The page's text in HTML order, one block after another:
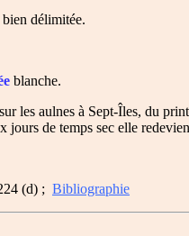
délimitée.
blanche.
les aulnes à Sept-Îles, du
de temps sec elle
(d) ; Bibliographie